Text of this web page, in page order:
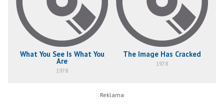
What You See Is What You
Are
1978
The Image Has Cracked
1978